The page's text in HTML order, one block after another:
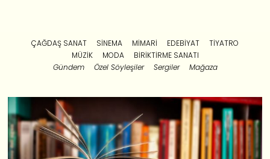
ÇAĞDAŞ SANAT SINEMA MIMARI EDEBIYAT
TIYATRO
MÜZIK
MODA
BIRIKTIRME SANATI
Gündem
Özel Söyleşiler Sergiler Mağaza